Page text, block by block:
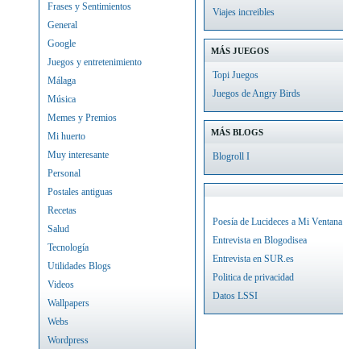
Frases y Sentimientos
General
Google
Juegos y entretenimiento
Málaga
Música
Memes y Premios
Mi huerto
Muy interesante
Personal
Postales antiguas
Recetas
Salud
Tecnología
Utilidades Blogs
Videos
Wallpapers
Webs
Wordpress
Viajes increibles
MÁS JUEGOS
Topi Juegos
Juegos de Angry Birds
MÁS BLOGS
Blogroll I
Poesía de Lucideces a Mi Ventana
Entrevista en Blogodisea
Entrevista en SUR.es
Politica de privacidad
Datos LSSI